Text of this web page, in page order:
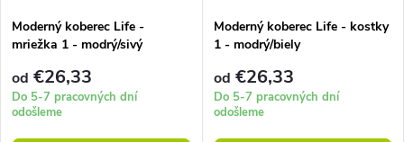
Moderný koberec Life -
mriežka 1 - modrý/sivý
od €26,33
Do 5-7 pracovných dní
odošleme
Moderný koberec Life - kostky
1 - modrý/biely
od €26,33
Do 5-7 pracovných dní
odošleme